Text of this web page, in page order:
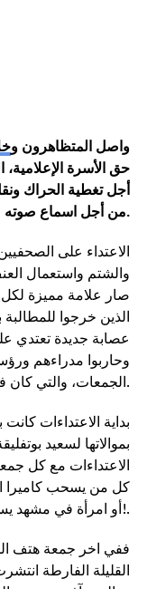
واصل المتظاهرون و
حق الأسرة
أجل تغطية الحراك
من أجل اسماع صوته.
الاعتداء على
والشتم واستعمال
صار علامة مميزة
الذين خرجوا
عصابة جديدة تعتدي
وحاربوا مدراءهم
الجمعات، والتي كان فيها التعتيم الإعلامي يسود الموقف.
بداية الاعتداءات
بموالاتها لسعيد
الاعتداءات مع كل
كل من يسحب كاميرا
أو امرأة في مشهد يستدعي طرح ألف سؤال!.
ففي اخر جمعة هتف
القليلة الفارطة